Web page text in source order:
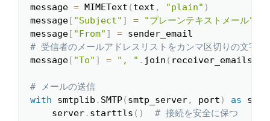
message = MIMEText ( text , "plain" )
message[ "Subject" ] =
"プレーンテキストメール"
message[ "From" ] =
# 受信者のメールアドレスリストをカンマ区切りの文字列
message[ "To" ] = ", " . join ( receiver_emails
# メールの送信
with smtplib . SMTP( smtp_server, port ) as
    server
. starttls ( )
# 接続を安全に保つ